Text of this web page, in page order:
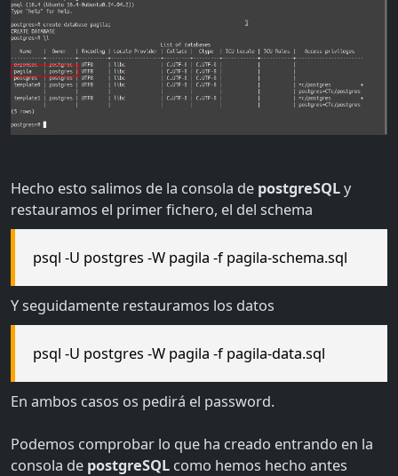
Hecho esto salimos de la consola de postgreSQLy
restauramos el primer fichero, el del schema
psql -U postgres -W pagila -f pagila-schema.sql
Y seguidamente restauramos los datos
psql -U postgres -W pagila -f pagila-data.sql
En ambos casos os pedirá el password.
Podemos comprobar lo que ha creado entrando en la
consola de postgreSQL como hemos hecho antes